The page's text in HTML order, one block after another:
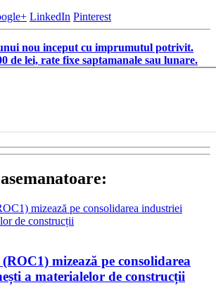
LinkedIn Pinterest
nou inceput cu imprumutul potrivit.
de lei, rate fixe saptamanale sau lunare.
mizează pe consolidarea
a materialelor de construcții